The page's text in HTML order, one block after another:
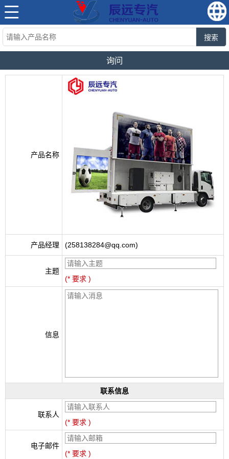
搜索
询问
产品名称
产品经理 (258138284@qq.com)
主题
(* 要求 )
信息
联系信息
联系人
(* 要求 )
电子邮件
(* 要求 )